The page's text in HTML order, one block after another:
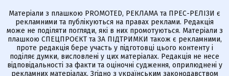
Матеріали з плашкою PROMOTED, РЕКЛАМА та ПРЕС-РЕЛІЗИ є
рекламними та публікуються на правах реклами. Редакція
може не поділяти погляди, які в них промотуються. Матеріали з
плашкою СПЕЦПРОЄКТ та ЗА ПІДТРИМКИ також є рекламними,
проте редакція бере участь у підготовці цього контенту і
поділяє думки, висловлені у цих матеріалах. Редакція не несе
відповідальності за факти та оціночні судження, оприлюднені у
рекламних матеріалах. Згідно з українським законодавством